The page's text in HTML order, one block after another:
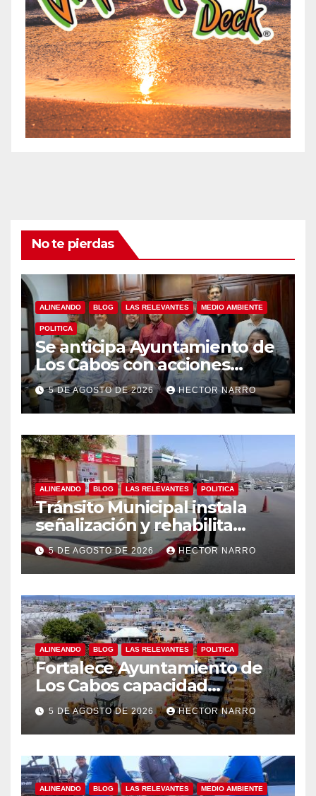
No te pierdas
ALINEANDO BLOG LAS RELEVANTES MEDIO AMBIENTE
POLITICA
Se anticipa Ayuntamiento de
Los Cabos con acciones
preventivas ante lluvias en el
centro histórico
5 DE AGOSTO DE 2026 HECTOR NARRO
ALINEANDO BLOG LAS RELEVANTES POLITICA
Tránsito Municipal instala
señalización y rehabilita
cruces peatonales en Los
Cabos
5 DE AGOSTO DE 2026 HECTOR NARRO
ALINEANDO BLOG LAS RELEVANTES POLITICA
Fortalece Ayuntamiento de
Los Cabos capacidad
operativa de Servicios
Públicos con recursos del
FISAM
5 DE AGOSTO DE 2026 HECTOR NARRO
ALINEANDO BLOG LAS RELEVANTES MEDIO AMBIENTE